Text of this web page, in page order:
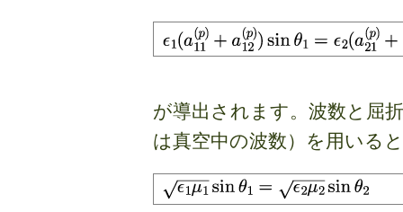
が導出されます。波数と屈
は真空中の波数）を用いる